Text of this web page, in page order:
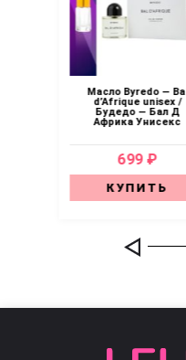
Масло Byredo — Bal
d’Afrique unisex /
Будедо — Бал Д
Африка Унисекс
699 ₽
КУПИТЬ